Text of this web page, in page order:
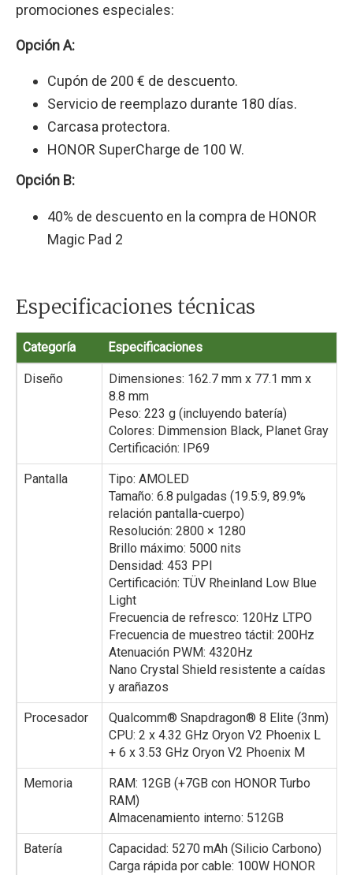
promociones especiales:
Opción A:
Cupón de 200 € de descuento.
Servicio de reemplazo durante 180 días.
Carcasa protectora.
HONOR SuperCharge de 100 W.
Opción B:
40% de descuento en la compra de HONOR
Magic Pad 2
Especificaciones técnicas
Categoría Especificaciones
Diseño
Dimensiones: 162.7 mm x 77.1 mm x
8.8 mm
Peso: 223 g (incluyendo batería)
Colores: Dimmension Black, Planet Gray
Certificación: IP69
Pantalla
Tipo: AMOLED
Tamaño: 6.8 pulgadas (19.5:9, 89.9%
relación pantalla-cuerpo)
Resolución: 2800 × 1280
Brillo máximo: 5000 nits
Densidad: 453 PPI
Certificación: TÜV Rheinland Low Blue
Light
Frecuencia de refresco: 120Hz LTPO
Frecuencia de muestreo táctil: 200Hz
Atenuación PWM: 4320Hz
Nano Crystal Shield resistente a caídas
y arañazos
Procesador
Qualcomm® Snapdragon® 8 Elite (3nm)
CPU: 2 x 4.32 GHz Oryon V2 Phoenix L
+ 6 x 3.53 GHz Oryon V2 Phoenix M
Memoria
RAM: 12GB (+7GB con HONOR Turbo
RAM)
Almacenamiento interno: 512GB
Batería
Capacidad: 5270 mAh (Silicio Carbono)
Carga rápida por cable: 100W HONOR